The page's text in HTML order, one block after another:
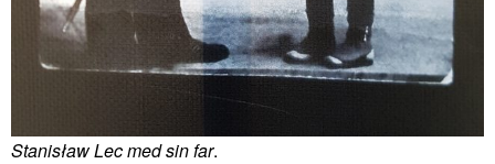
Stanisław Lec med sin far.